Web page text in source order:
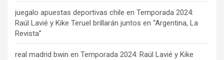
juegalo apuestas deportivas chile en Temporada 2024:
Raúl Lavié y Kike Teruel brillarán juntos en “Argentina, La
Revista”
real madrid bwin en Temporada 2024: Raúl Lavié y Kike